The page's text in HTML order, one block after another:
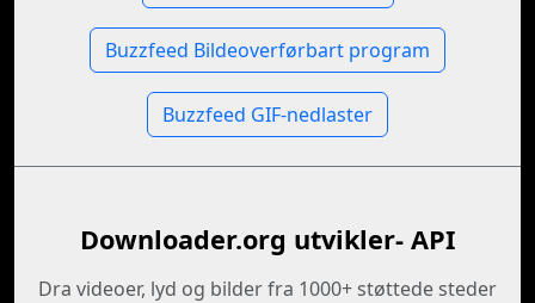
Buzzfeed Bildeoverførbart program
Buzzfeed GIF-nedlaster
Downloader.org utvikler- API
Dra videoer, lyd og bilder fra 1000+ støttede steder